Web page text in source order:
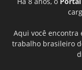
Aqui você encontra
trabalho brasileiro